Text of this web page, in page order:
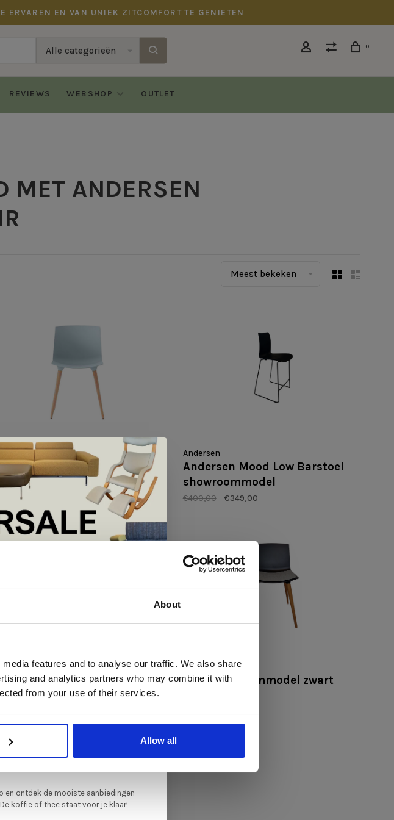
About
features and to analyse our traffic. We also share
and analytics partners who may combine it with
from your use of their services.
Allow all
ERVAREN EN VAN UNIEK ZITCOMFORT TE GENIETEN
Alle categorieën 0
REVIEWS WEBSHOP OUTLET
MET ANDERSEN
Meest bekeken
TAC
Andersen
Andersen Mood Low Barstoel
showroommodel
€400,00 €349,00
ijsblauw showroommodel
€229,00
Andersen
TAC showroommodel zwart
is gestart!
selectie designmeubelen van
Onder andere showroommodellen
Artisanzijn nu extra voordelig
naar wens samen te stellen,
die je van Snip Wonen+ mag
en ontdek de mooiste aanbiedingen
De koffie of thee staat voor je klaar!